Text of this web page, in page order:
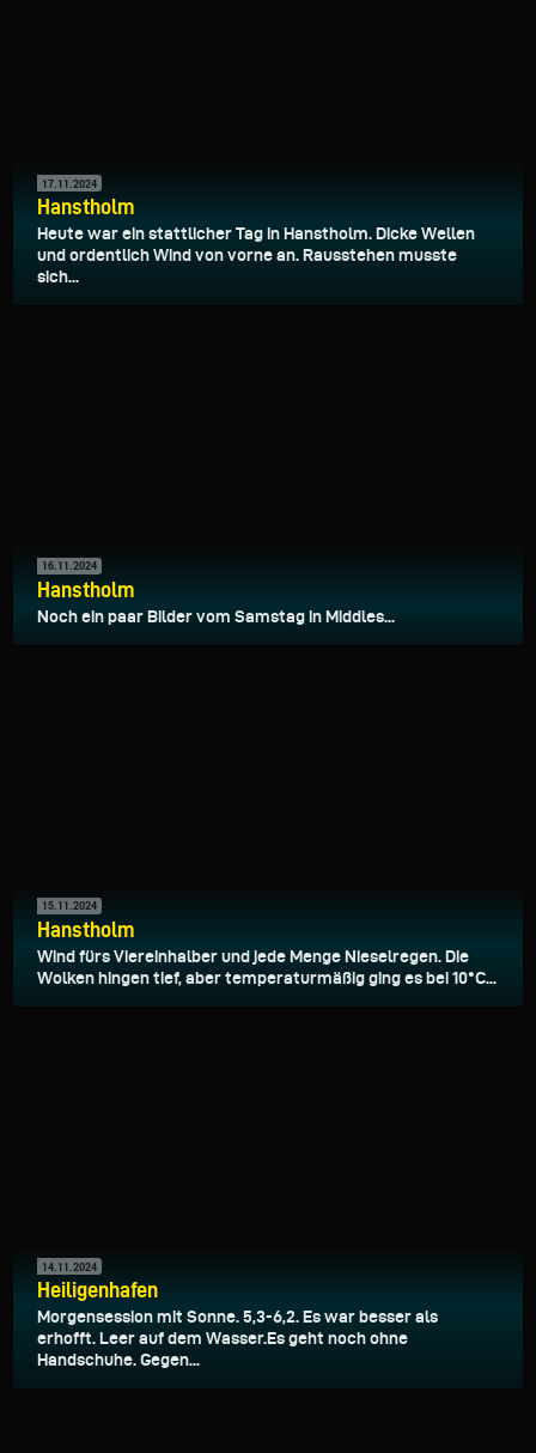
17.11.2024
Hanstholm
Heute war ein stattlicher Tag in Hanstholm. Dicke Wellen
und ordentlich Wind von vorne an. Rausstehen musste
sich...
16.11.2024
Hanstholm
Noch ein paar Bilder vom Samstag in Middles...
15.11.2024
Hanstholm
Wind fürs Viereinhalber und jede Menge Nieselregen. Die
Wolken hingen tief, aber temperaturmäßig ging es bei 10°C...
14.11.2024
Heiligenhafen
Morgensession mit Sonne. 5,3-6,2. Es war besser als
erhofft. Leer auf dem Wasser.Es geht noch ohne
Handschuhe. Gegen...